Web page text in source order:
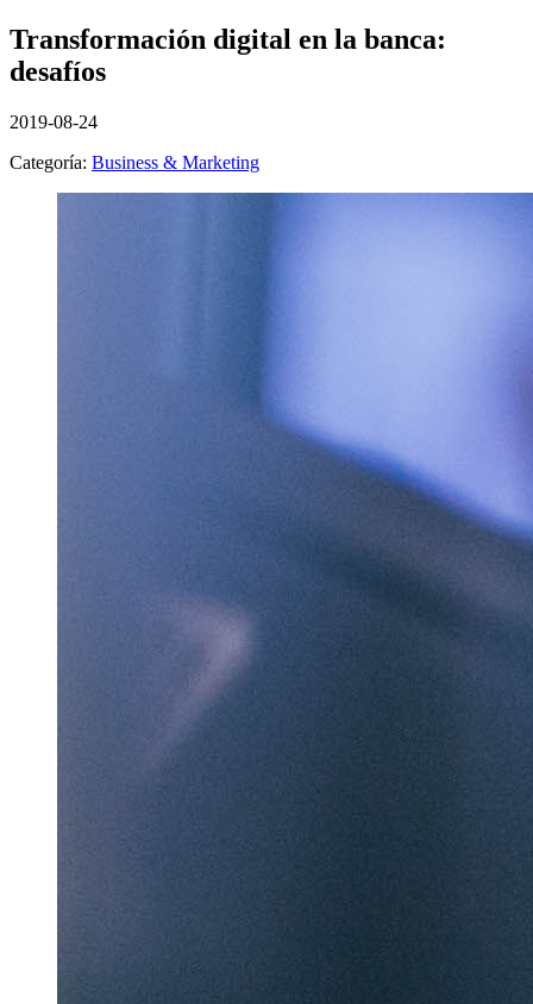
Transformación digital en la banca:
desafíos
2019-08-24
Categoría: Business & Marketing